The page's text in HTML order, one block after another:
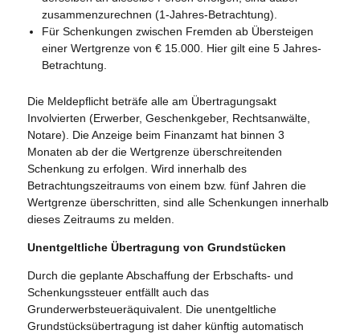
zusammenzurechnen (1-Jahres-Betrachtung).
Für Schenkungen zwischen Fremden ab Übersteigen
einer Wertgrenze von € 15.000. Hier gilt eine 5 Jahres-
Betrachtung.
Die Meldepflicht beträfe alle am Übertragungsakt
Involvierten (Erwerber, Geschenkgeber, Rechtsanwälte,
Notare). Die Anzeige beim Finanzamt hat binnen 3
Monaten ab der die Wertgrenze überschreitenden
Schenkung zu erfolgen. Wird innerhalb des
Betrachtungszeitraums von einem bzw. fünf Jahren die
Wertgrenze überschritten, sind alle Schenkungen innerhalb
dieses Zeitraums zu melden.
Unentgeltliche Übertragung von Grundstücken
Durch die geplante Abschaffung der Erbschafts- und
Schenkungssteuer entfällt auch das
Grunderwerbsteueräquivalent. Die unentgeltliche
Grundstücksübertragung ist daher künftig automatisch